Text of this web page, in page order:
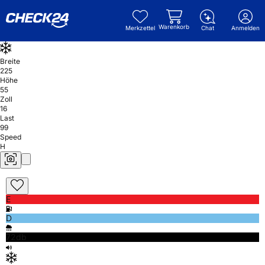
Merkzettel Warenkorb Chat Anmelden
Breite
225
Höhe
55
Zoll
16
Last
99
Speed
H
E
D
72db